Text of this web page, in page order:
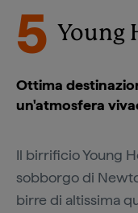
5 Young
Ottima
un'atmosfera
Il birrificio Young
sobborgo di
birre di altissima